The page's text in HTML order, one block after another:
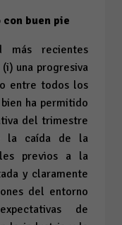
buen pie
más recientes
una progresiva
entre todos los
ha permitido
del trimestre
la caída de la
previos a la
y claramente
del entorno
de